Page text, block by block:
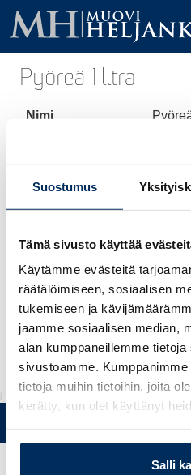
Suostumus
Tämä sivusto käyttää
Käytämme evästeitä
räätälöimiseen, sosiaalisen
tukemiseen ja
jaamme sosiaalisen median,
alan kumppaneillemme
sivustoamme.
tietoja muihin tietoihin, joita
kerätty, kun olet käyttänyt
Salli
Pyöreä 1 litra
Nimi
Tilavuus 1000 ml
Korkeus 231
Halkaisija 89 mm
Kierre / Tulppa 28-
Materiaali HDPE
Puh. +358 (0)19 5215 200 •